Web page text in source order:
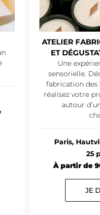
ATELIER
ET
Une
sensorielle.
fabrication des
réalisez votre
autour
Paris,
25
À partir de
JE